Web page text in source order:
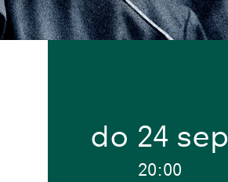
do 24 sep
20:00